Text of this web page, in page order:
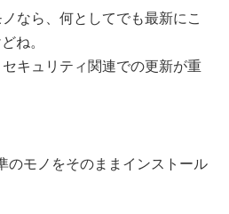
なら、何としてでも最新にこ
ね。
キュリティ関連での更新が重
のモノをそのままインストール